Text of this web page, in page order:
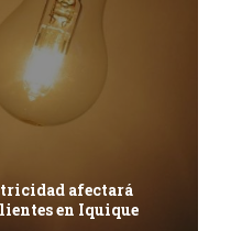
afectará
en Iquique